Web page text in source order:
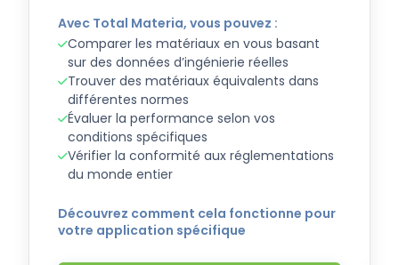
Avec Total Materia, vous pouvez :
Comparer les matériaux en vous basant
sur des données d’ingénierie réelles
Trouver des matériaux équivalents dans
différentes normes
Évaluer la performance selon vos
conditions spécifiques
Vérifier la conformité aux réglementations
du monde entier
Découvrez comment cela fonctionne pour
votre application spécifique